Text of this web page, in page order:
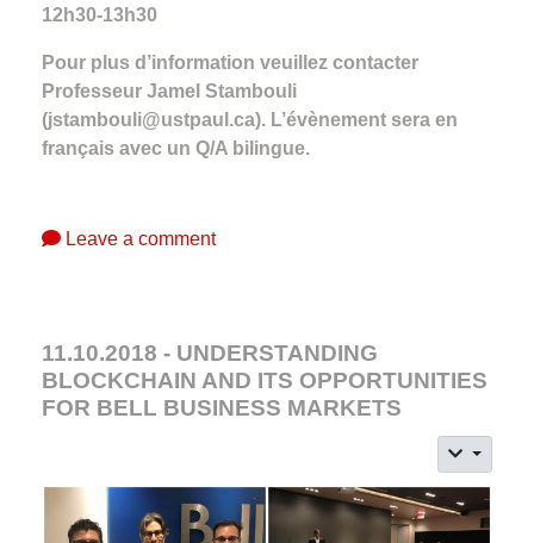
12h30-13h30
Pour plus d’information veuillez contacter
Professeur Jamel Stambouli
(jstambouli@ustpaul.ca). L’évènement sera en
français avec un Q/A bilingue.
Leave a comment
11.10.2018 - UNDERSTANDING
BLOCKCHAIN AND ITS OPPORTUNITIES
FOR BELL BUSINESS MARKETS